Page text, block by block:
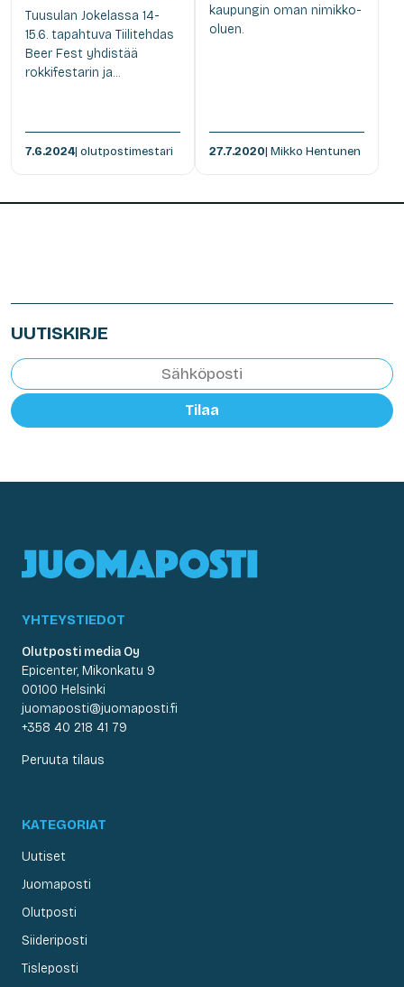
Tuusulan Jokelassa 14-
15.6. tapahtuva Tiilitehdas
Beer Fest yhdistää
rokkifestarin ja...
7.6.2024| olutpostimestari
kaupungin oman nimikko-
oluen.
27.7.2020| Mikko Hentunen
UUTISKIRJE
Tilaa
YHTEYSTIEDOT
Olutposti media Oy
Epicenter, Mikonkatu 9
00100 Helsinki
juomaposti@juomaposti.fi
+358 40 218 41 79
Peruuta tilaus
KATEGORIAT
Uutiset
Juomaposti
Olutposti
Siideriposti
Tisleposti